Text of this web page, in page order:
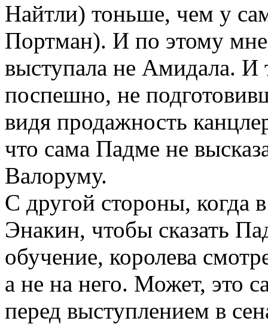
Найтли) тоньше, чем у
Портман). И по этому мне
выступала не Амидала. И
поспешно, не
видя продажность
что сама Падме не
Валоруму.
С другой стороны, когда
Энакин, чтобы сказать
обучение, королева
а не на него. Может, это
перед выступлением в